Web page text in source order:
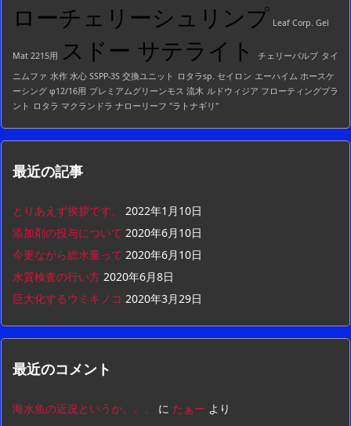
ローチェリーシュリンプ Leaf Corp. Gel
Mat 2215用 スドー サテライト チェリーバルブ タイ
ニムファ 水作 水心 SSPP-3S 交換ユニット ロタラsp. セイロン エーハイム ホースケ
ーシング φ12/16用 プレミアムグリーンモス 流木 ルドウィジア フローティングプラ
ント
ロタラ マクランドラ ナローリーフ "ラトナギリ"
最近の記事
とりあえず挨拶です。
2022年1月10日
添加剤の投与について 2020年6月10日
今更ながら総水量って 2020年6月10日
水質検査の行い方 2020年6月8日
巨大化するウミキノコ 2020年3月29日
最近のコメント
海水魚の近況というか。。。 に たぁー より